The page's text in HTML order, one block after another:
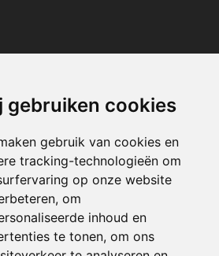
gebruiken cookies
gebruik van cookies en
tracking-technologieën om
op onze website
om
inhoud en
te tonen, om ons